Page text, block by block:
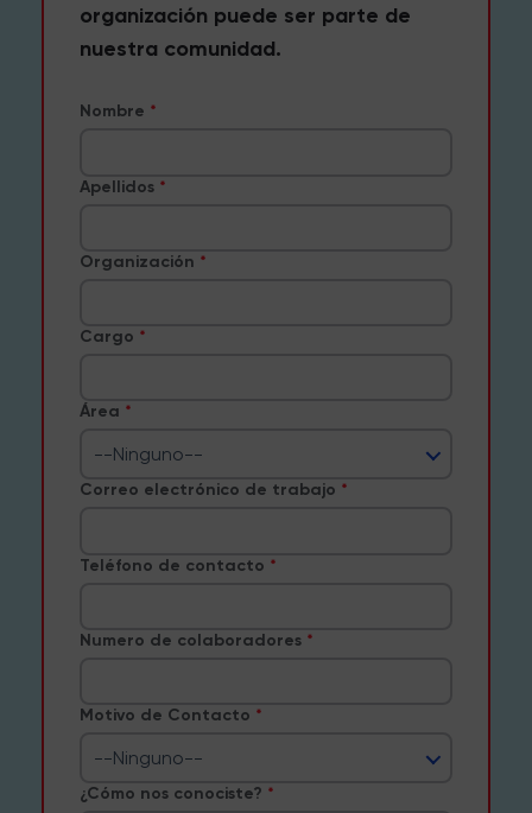
organización puede ser parte de
nuestra comunidad.
Nombre
Apellidos
Organización
Cargo
Área
--Ninguno--
Correo electrónico de trabajo
Teléfono de contacto
Numero de colaboradores
Motivo de Contacto
--Ninguno--
¿Cómo nos conociste?